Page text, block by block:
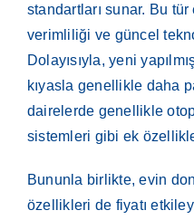
standartları sunar. Bu
verimliliği ve güncel
Dolayısıyla, yeni
kıyasla genellikle daha
dairelerde genellikle
sistemleri gibi ek
Bununla birlikte, evin
özellikleri de fiyatı